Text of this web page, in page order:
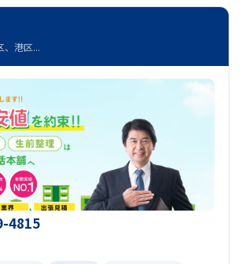
、港区...
4815